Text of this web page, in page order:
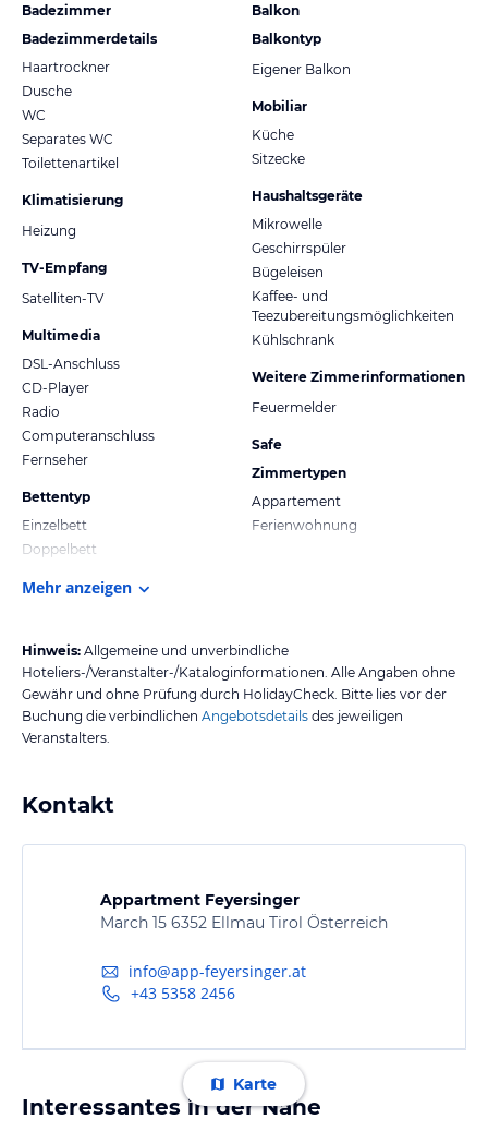
Badezimmer
Badezimmerdetails
Haartrockner
Dusche
WC
Separates WC
Toilettenartikel
Klimatisierung
Heizung
TV-Empfang
Satelliten-TV
Multimedia
DSL-Anschluss
CD-Player
Radio
Computeranschluss
Fernseher
Bettentyp
Einzelbett
Doppelbett
Balkon
Balkontyp
Eigener Balkon
Mobiliar
Küche
Sitzecke
Haushaltsgeräte
Mikrowelle
Geschirrspüler
Bügeleisen
Kaffee- und
Teezubereitungsmöglichkeiten
Kühlschrank
Weitere Zimmerinformationen
Feuermelder
Safe
Zimmertypen
Appartement
Ferienwohnung
Mehr anzeigen
Hinweis: Allgemeine und unverbindliche
Hoteliers-/Veranstalter-/Kataloginformationen. Alle Angaben ohne
Gewähr und ohne Prüfung durch HolidayCheck. Bitte lies vor der
Buchung die verbindlichen Angebotsdetails des jeweiligen
Veranstalters.
Kontakt
Appartment Feyersinger
March 15 6352 Ellmau Tirol Österreich
info@app-feyersinger.at
+43 5358 2456
Karte
Interessantes in der Nähe